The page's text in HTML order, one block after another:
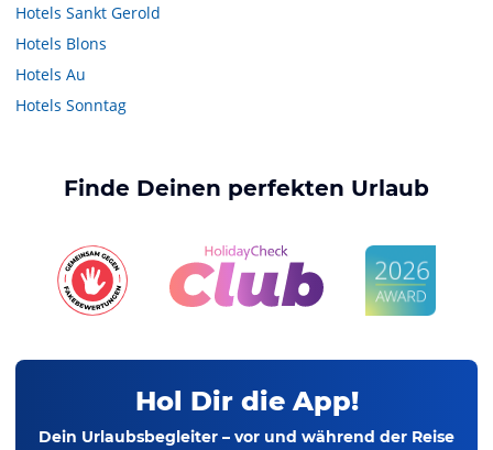
Hotels Sankt Gerold
Hotels Blons
Hotels Au
Hotels Sonntag
Finde Deinen perfekten Urlaub
Hol Dir die App!
Dein Urlaubsbegleiter – vor und während der Reise